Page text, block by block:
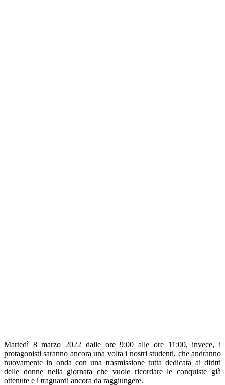
Martedì 8 marzo 2022 dalle ore 9:00 alle ore 11:00, invece, i
protagonisti saranno ancora una volta i nostri studenti, che andranno
nuovamente in onda con una trasmissione tutta dedicata ai diritti
delle donne nella giornata che vuole ricordare le conquiste già
ottenute e i traguardi ancora da raggiungere.